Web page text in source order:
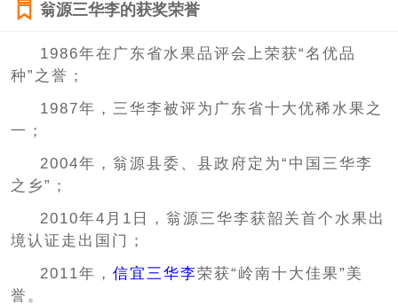
翁源三华李的获奖荣誉
1986年在广东省水果品评会上荣获“名优品
种”之誉；
1987年，三华李被评为广东省十大优稀水果之
一；
2004年，翁源县委、县政府定为“中国三华李
之乡”；
2010年4月1日，翁源三华李获韶关首个水果出
境认证走出国门；
2011年，信宜三华李荣获“岭南十大佳果”美
誉。